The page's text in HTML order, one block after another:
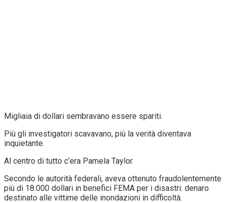
Migliaia di dollari sembravano essere spariti.
Più gli investigatori scavavano, più la verità diventava
inquietante.
Al centro di tutto c’era Pamela Taylor.
Secondo le autorità federali, aveva ottenuto fraudolentemente
più di 18.000 dollari in benefici FEMA per i disastri: denaro
destinato alle vittime delle inondazioni in difficoltà.